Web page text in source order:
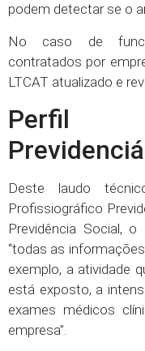
podem detectar se o
No caso de
contratados por
LTCAT atualizado e
Perfil
Deste laudo
Profissiográfico
Previdência Social,
“todas as
exemplo, a atividade
está exposto, a
exames médicos
empresa”.